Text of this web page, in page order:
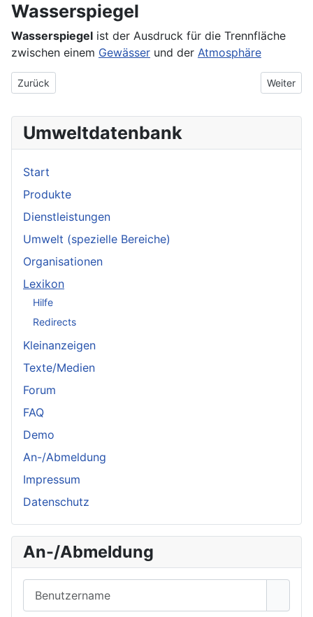
Wasserspiegel
Wasserspiegel ist der Ausdruck für die Trennfläche
zwischen einem Gewässer und der Atmosphäre
Vorheriger Beitrag: Wasserspender
Zurück Nächster
Weiter
Umweltdatenbank
Start
Produkte
Dienstleistungen
Umwelt (spezielle Bereiche)
Organisationen
Lexikon
Hilfe
Redirects
Kleinanzeigen
Texte/Medien
Forum
FAQ
Demo
An-/Abmeldung
Impressum
Datenschutz
An-/Abmeldung